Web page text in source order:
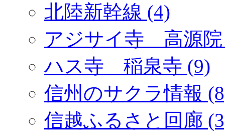
北陸新幹線 (4)
アジサイ寺 高源院
ハス寺 稲泉寺 (9)
信州のサクラ情報
信越ふるさと回廊